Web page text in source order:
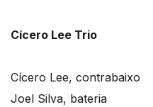
Cícero Lee Trio
Cícero Lee, contrabaixo
Joel Silva, bateria